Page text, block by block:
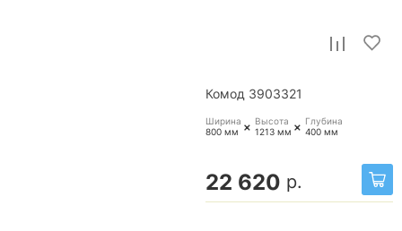
Комод 3903321
Ширина
800 мм+Высота
1213 мм+Глубина
400 мм
22 620 р.